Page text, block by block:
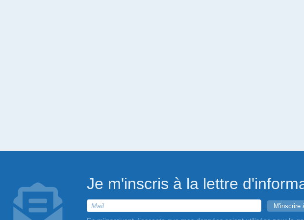
Je m'inscris à la lettre